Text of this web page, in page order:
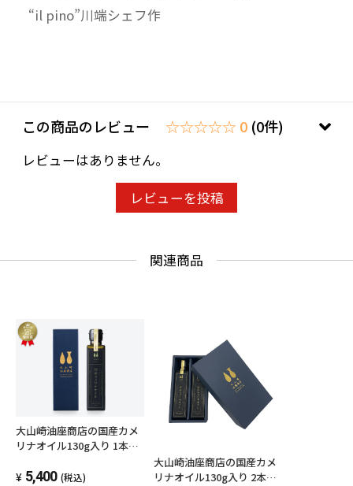
“il pino”川端シェフ作
この商品のレビュー ☆☆☆☆☆ 0 (0件)
レビューはありません。
レビューを投稿
関連商品
大山崎油座商店の国産カメ
リナオイル130g入り 1本ギ
5,400 (税込)
大山崎油座商店の国産カメ
リナオイル130g入り 2本ギ